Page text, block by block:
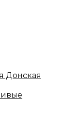
Донская